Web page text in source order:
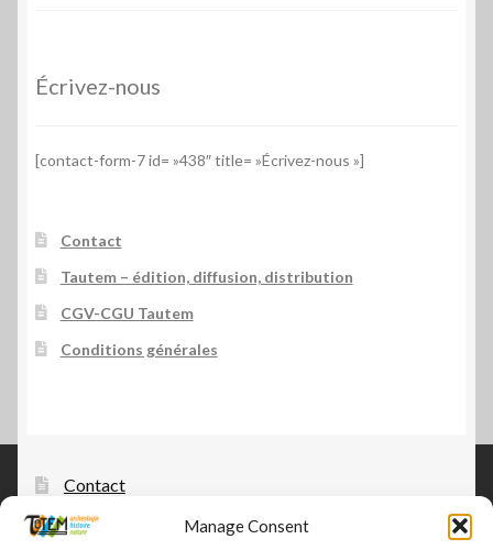
Manage Consent
Écrivez-nous
[contact-form-7 id= »438″ title= »Écrivez-nous »]
Contact
Tautem – édition, diffusion, distribution
CGV-CGU Tautem
Conditions générales
Contact
Tautem – édition, diffusion, distribution